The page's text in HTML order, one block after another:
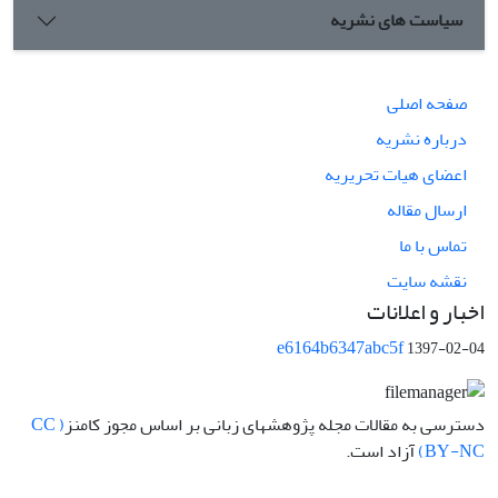
سیاست های نشریه
صفحه اصلی
درباره نشریه
اعضای هیات تحریریه
ارسال مقاله
تماس با ما
نقشه سایت
اخبار و اعلانات
e6164b6347abc5f1397-02-04
دسترسی به مقالات مجله پژوهشهای زبانی بر اساس مجوز کامنز ( CC
BY-NC) آزاد است.